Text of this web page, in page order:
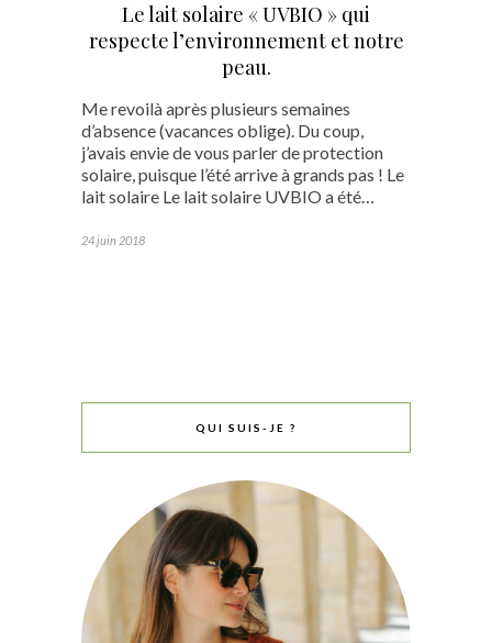
Le lait solaire « UVBIO » qui
respecte l’environnement et notre
peau.
Me revoilà après plusieurs semaines
d’absence (vacances oblige). Du coup,
j’avais envie de vous parler de protection
solaire, puisque l’été arrive à grands pas ! Le
lait solaire Le lait solaire UVBIO a été…
24 juin 2018
QUI SUIS-JE ?